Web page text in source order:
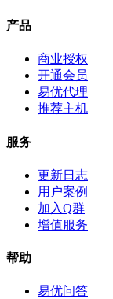
产品
商业授权
开通会员
易优代理
推荐主机
服务
更新日志
用户案例
加入Q群
增值服务
帮助
易优问答